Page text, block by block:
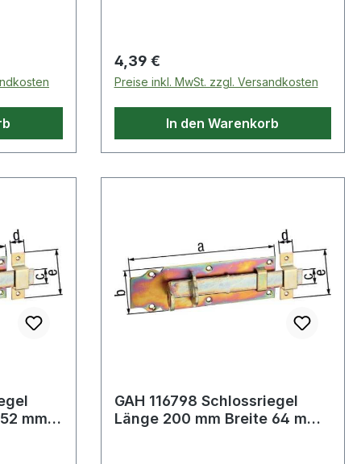
Regulärer Preis:
4,39 €
Preise inkl. MwSt. zzgl. Versandkosten
In den Warenkorb
mm
GAH 116798 Schlossriegel
Länge 200 mm Breite 64 mm